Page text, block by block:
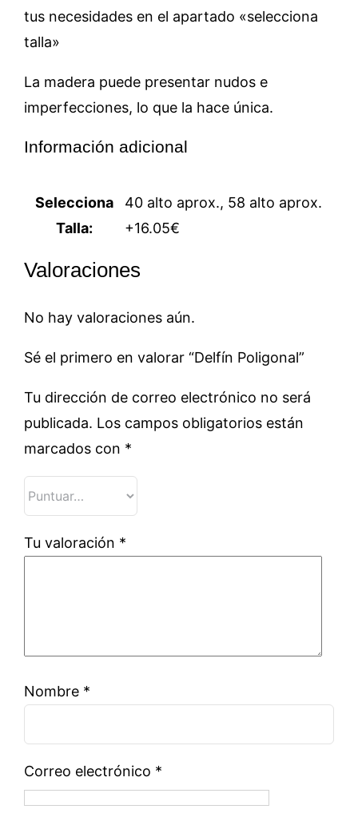
tus necesidades en el apartado «selecciona
talla»
La madera puede presentar nudos e
imperfecciones, lo que la hace única.
Información adicional
Selecciona
Talla:
40 alto aprox., 58 alto aprox.
+16.05€
Valoraciones
No hay valoraciones aún.
Sé el primero en valorar “Delfín Poligonal”
Tu dirección de correo electrónico no será
publicada. Los campos obligatorios están
marcados con *
Tu valoración *
Nombre *
Correo electrónico *